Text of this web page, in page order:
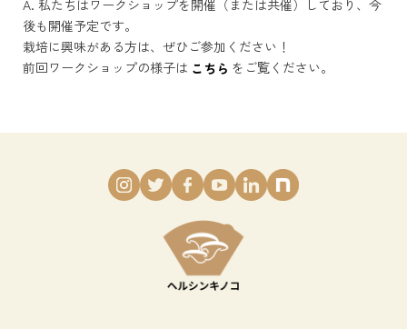
A. 私たちはワークショップを開催（または共催）しており、今
後も開催予定です。
栽培に興味がある方は、ぜひご参加ください！
前回ワークショップの様子は こちら をご覧ください。